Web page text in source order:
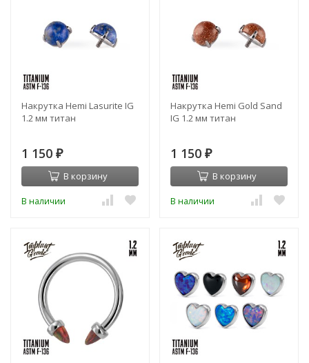
Накрутка Hemi Lasurite IG
1.2 мм титан
1 150 ₽
В корзину
В наличии
Накрутка Hemi Gold Sand
IG 1.2 мм титан
1 150 ₽
В корзину
В наличии